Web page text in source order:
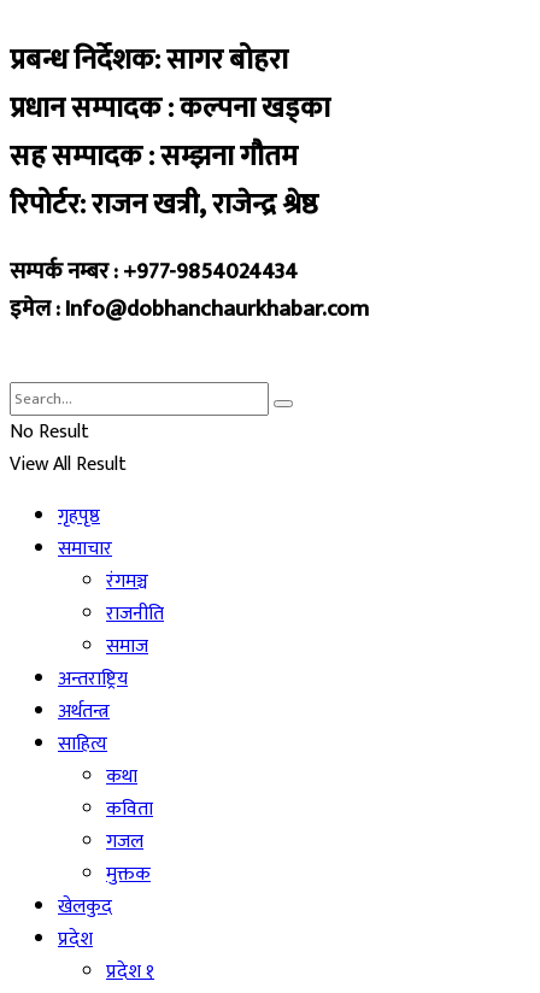
प्रबन्ध निर्देशक: सागर बोहरा
प्रधान सम्पादक : कल्पना खड्का
सह सम्पादक : सम्झना गौतम
रिपोर्टर: राजन खत्री, राजेन्द्र श्रेष्ठ
सम्पर्क नम्बर : +977-9854024434
इमेल : Info@dobhanchaurkhabar.com
No Result
View All Result
गृहपृष्ठ
समाचार
रंगमञ्च
राजनीति
समाज
अन्तराष्ट्रिय
अर्थतन्त्र
साहित्य
कथा
कविता
गजल
मुक्तक
खेलकुद
प्रदेश
प्रदेश १